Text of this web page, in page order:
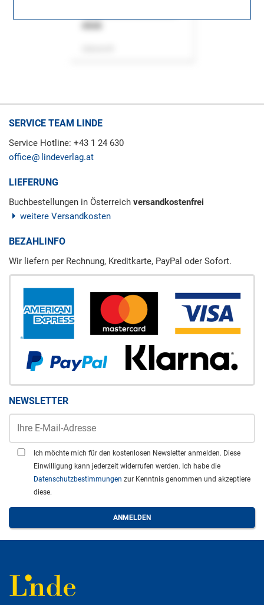
SERVICE TEAM LINDE
Service Hotline: +43 1 24 630
office
lindeverlag.at
LIEFERUNG
Buchbestellungen in Österreich versandkostenfrei
weitere Versandkosten
BEZAHLINFO
Wir liefern per Rechnung, Kreditkarte, PayPal oder Sofort.
NEWSLETTER
Ich möchte mich für den kostenlosen Newsletter anmelden. Diese
Einwilligung kann jederzeit widerrufen werden. Ich habe die
Datenschutzbestimmungen zur Kenntnis genommen und akzeptiere
diese.